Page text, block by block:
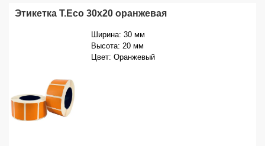
Этикетка T.Eco 30x20 оранжевая
Ширина: 30 мм
Высота: 20 мм
Цвет: Оранжевый